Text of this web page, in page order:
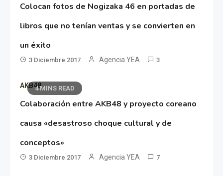
Colocan fotos de Nogizaka 46 en portadas de
libros que no tenían ventas y se convierten en
un éxito
3 Diciembre 2017 Agencia YEA 3
4 MINS READ
AKB48
Colaboración entre AKB48 y proyecto coreano
causa «desastroso choque cultural y de
conceptos»
3 Diciembre 2017 Agencia YEA 7